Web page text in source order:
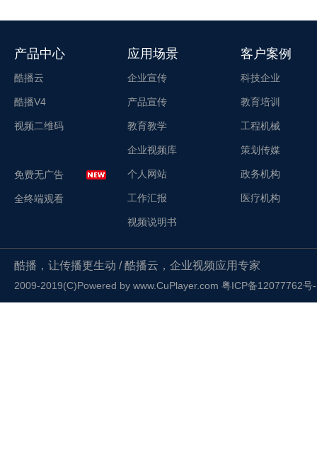
产品中心
酷播云
酷播V4
视频二维码
免费无广告
全终端观看
应用场景
企业宣传
产品宣传
教育教学
企业视频库
个人网站
工作汇报
视频说明书
客户案例
科技企业
教育培训
工程机械
策划传媒
政务机构
医疗机构
酷播，让传播更生动 / 酷播云，企业视频应用专家
2009-2019(C)Powered by www.CuPlayer.com 粤ICP备12077762号